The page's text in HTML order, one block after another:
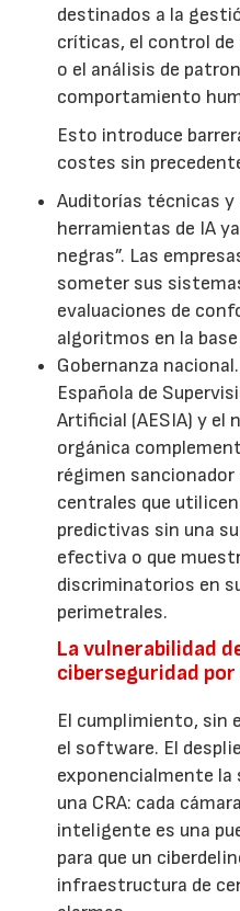
destinados a la
críticas, el control
o el análisis de
comportamiento
Esto introduce
costes sin
Auditorías técnicas y
herramientas de IA
negras”. Las
someter sus
evaluaciones de
algoritmos en la
Gobernanza
Española de
Artificial (AESIA) y el
orgánica
régimen sancionador
centrales que
predictivas sin una
efectiva o que
discriminatorios en
perimetrales.
La vulnerabilidad
ciberseguridad por
El cumplimiento, sin
el software. El
exponencialmente la
una CRA: cada
inteligente es una
para que un
infraestructura de